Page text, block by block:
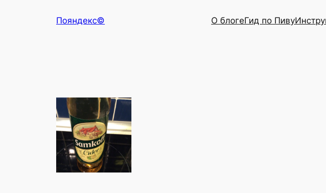
Пояндекс© О блогеГид по Пиву